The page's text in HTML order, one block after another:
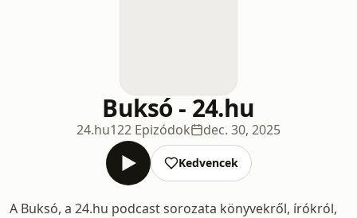
Buksó - 24.hu
24.hu122 Epizódok dec. 30, 2025
Kedvencek
A Buksó, a 24.hu podcast sorozata könyvekről, írókról,